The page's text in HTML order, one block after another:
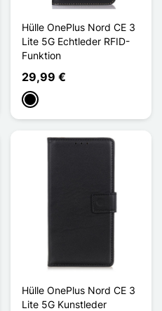
Hülle OnePlus Nord CE 3
Lite 5G Echtleder RFID-
Funktion
29,99 €
Schwarz
Hülle OnePlus Nord CE 3
Lite 5G Kunstleder